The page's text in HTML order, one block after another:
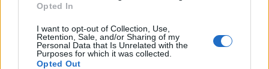
Opted In
I want to opt-out of Collection, Use,
Retention, Sale, and/or Sharing of my
Personal Data that Is Unrelated with the
Purposes for which it was collected.
Opted Out